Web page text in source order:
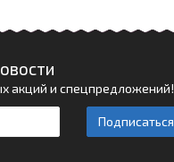
акций и спецпредложений!
Подписаться